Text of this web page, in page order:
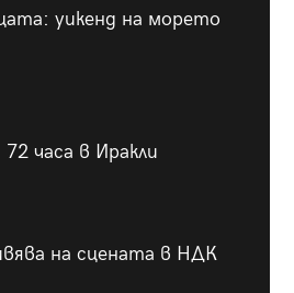
уикенд на морето
часа в Иракли
на сцената в НДК